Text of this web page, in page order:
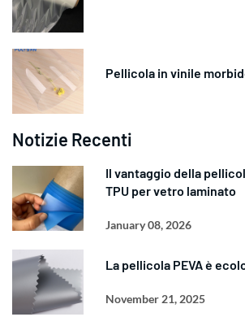
Pellicola in vinile
Notizie Recenti
Il vantaggio della
TPU per vetro laminato
January 08, 2026
La pellicola PEVA è
November 21, 2025